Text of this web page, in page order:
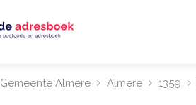
Gemeente Almere Almere 1359